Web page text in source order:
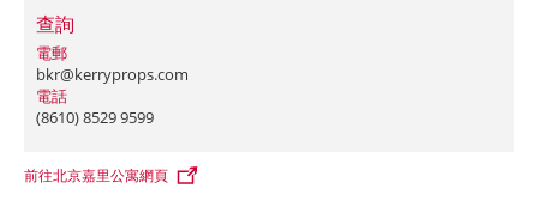
查詢
電郵
bkr@kerryprops.com
電話
(8610) 8529 9599
前往北京嘉里公寓網頁